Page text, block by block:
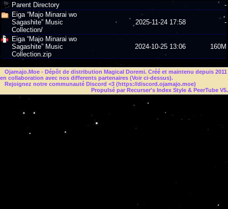
Parent Directory
-
Eiga “Majo Minarai wo
Sagashite” Music
Collection/
2025-11-24 17:58 -
Eiga “Majo Minarai wo
Sagashite” Music
Collection.zip
2024-10-25 13:06 160M
Ojamajo.Moe - Dépôt de distribution Magical Doremi. Créé et maintenu depuis 2011
en collaboration avec nos differents partenaires (Voir ci-dessus).
Rejoignez notre communauté Discord <3 (https://discord.ojamajo.moe)
Propulsé par Recurser's Index Style & PeerTube V5.